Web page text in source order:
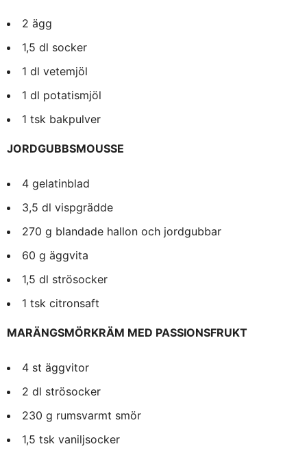
2 ägg
1,5 dl socker
1 dl vetemjöl
1 dl potatismjöl
1 tsk bakpulver
JORDGUBBSMOUSSE
4 gelatinblad
3,5 dl vispgrädde
270 g blandade hallon och jordgubbar
60 g äggvita
1,5 dl strösocker
1 tsk citronsaft
MARÄNGSMÖRKRÄM MED PASSIONSFRUKT
4 st äggvitor
2 dl strösocker
230 g rumsvarmt smör
1,5 tsk vaniljsocker